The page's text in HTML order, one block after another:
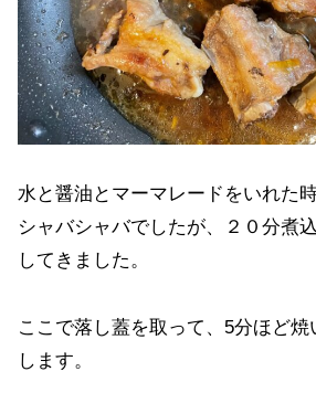
水と醤油とマーマレードをいれた
シャバシャバでしたが、２０分煮
してきました。
ここで落し蓋を取って、5分ほど焼
します。